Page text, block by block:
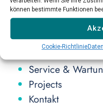
können bestimmte Funktionen
Cookie-Richtlinie
Gas
Gas
Blog
Weltklasse
Service &
Projects
Kontakt